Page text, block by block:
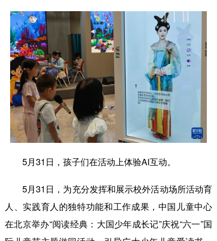
5月31日，孩子们在活动上体验AI互动。
5月31日，为充分发挥和展示校外活动场所活动育
人、实践育人的独特功能和工作成果，中国儿童中心
在北京举办“阅读经典：大国少年成长记”庆祝“六一”国